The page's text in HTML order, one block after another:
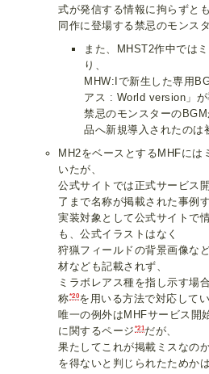
式が発信する情報に拘らずとも
同作に登場する禁忌のモンス
また、MHST2作中では
り、
MHW:Iで新生した専用
アス : World version」が
禁忌のモンスターの
品へ新規導入されたのは
MH2をベースとするMHFには
いたが、
公式サイトでは正式サービス
了まで名称が掲載された事例
実装対象として公式サイトで
も、公式イラストはなく
狩猟フィールドの背景画像な
材なども記載されず、
ミラボレアス種を指し示す場
称*20を用いる方法で対応してい
唯一の例外はMHFサービス開
に関するページ *21だが、
果たしてこれが掲載ミスなの
を得ないと判じられたためか